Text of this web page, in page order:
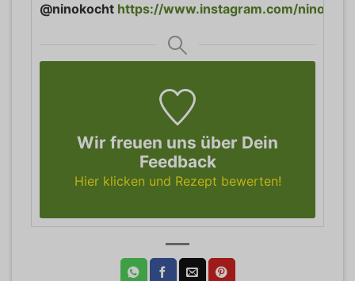
@ninokocht https://www.instagram.com/
Wir freuen uns über Dein
Feedback
Hier klicken und Rezept bewerten!